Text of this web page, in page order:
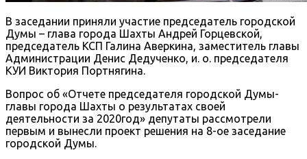
В заседании приняли участие председатель городской
Думы – глава города Шахты Андрей Горцевской,
председатель КСП Галина Аверкина, заместитель главы
Администрации Денис Дедученко, и. о. председателя
КУИ Виктория Портнягина.
Вопрос об «Отчете председателя городской Думы-
главы города Шахты о результатах своей
деятельности за 2020год» депутаты рассмотрели
первым и вынесли проект решения на 8-ое заседание
городской Думы.